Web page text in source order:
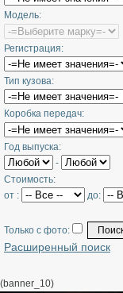
Модель:
Регистрация:
Тип кузова:
Коробка передач:
Год выпуска:
-
Стоимость:
от :
до:
Только с фото:
Расширенный поиск
(banner_10)